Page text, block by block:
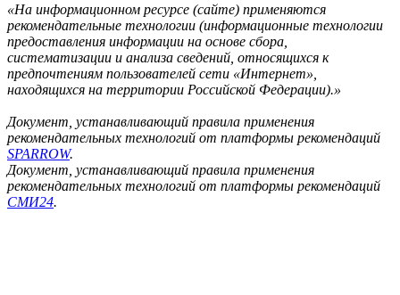
«На информационном ресурсе (сайте) применяются
рекомендательные технологии (информационные технологии
предоставления информации на основе сбора,
систематизации и анализа сведений, относящихся к
предпочтениям пользователей сети «Интернет»,
находящихся на территории Российской Федерации).»
Документ, устанавливающий правила применения
рекомендательных технологий от платформы рекомендаций
SPARROW.
Документ, устанавливающий правила применения
рекомендательных технологий от платформы рекомендаций
СМИ24.